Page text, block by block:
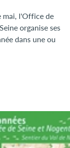
mai, l'Office de
organise ses
dans une ou